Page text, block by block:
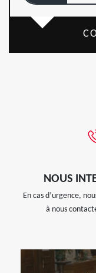
NOUS
En cas d’urgence,
à nous